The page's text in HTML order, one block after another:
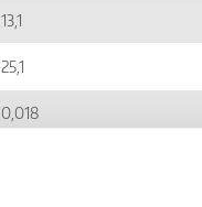
13,1
25,1
0,018